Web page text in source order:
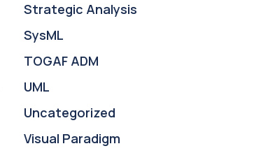
Strategic Analysis
SysML
TOGAF ADM
UML
Uncategorized
Visual Paradigm